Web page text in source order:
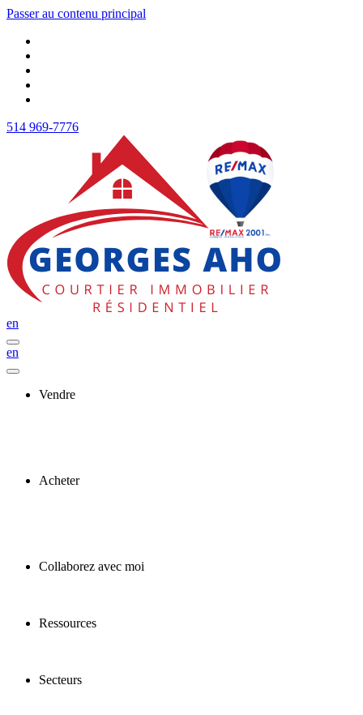
Passer au contenu principal
514 969-7776
en
en
Vendre
Acheter
Collaborez avec moi
Ressources
Secteurs